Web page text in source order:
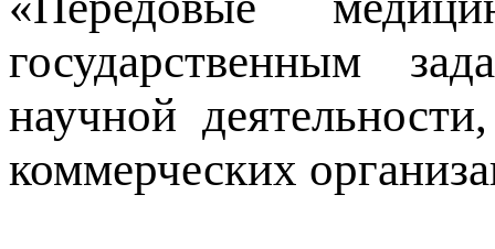
государственным
научной
коммерческих